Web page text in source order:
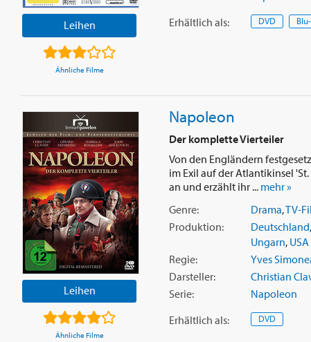
Leihen
Ähnliche Filme
Erhältlich als: DVD
Leihen
Ähnliche Filme
Napoleon
Der komplette Vierteiler
Von den Engländern
im Exil auf der Atlantikinsel
an und erzählt ihr ... mehr »
Genre:
Drama,TV-
Produktion:
Deutschland,
Ungarn, USA
Regie:
Yves
Darsteller:
Christian
Serie:
Napoleon
Erhältlich als: DVD